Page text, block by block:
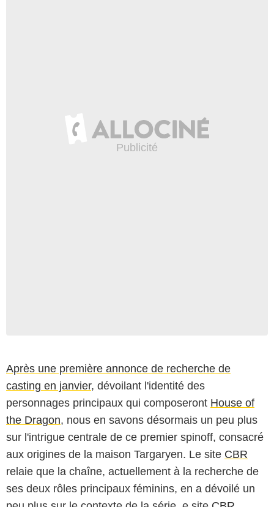
Après une première annonce de recherche de
casting en janvier, dévoilant l'identité des
personnages principaux qui composeront House of
the Dragon, nous en savons désormais un peu plus
sur l'intrigue centrale de ce premier spinoff, consacré
aux origines de la maison Targaryen. Le site CBR
relaie que la chaîne, actuellement à la recherche de
ses deux rôles principaux féminins, en a dévoilé un